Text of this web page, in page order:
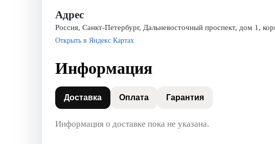
Адрес
Россия, Санкт-Петербург, Дальневосточный проспект, дом 1,
Открыть в Яндекс Картах
Информация
Доставка Оплата Гарантия
Информация о доставке пока не указана.